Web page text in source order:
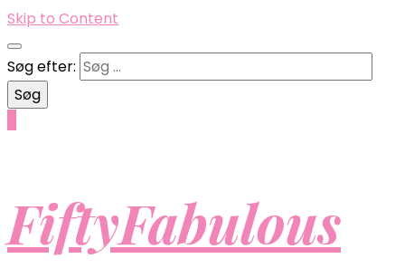
Skip to Content
Søg efter:
FiftyFabulous